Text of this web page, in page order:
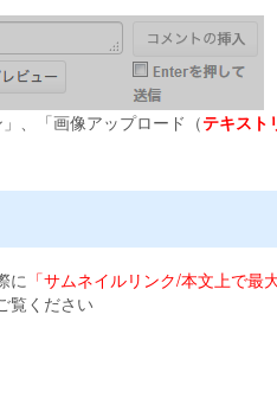
、「画像アップロード（テキスト
に 「サムネイルリンク/本文上で最
覧ください